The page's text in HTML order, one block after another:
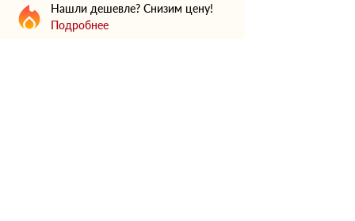
Для пола
Нашли дешевле? Снизим цену!
Подробнее